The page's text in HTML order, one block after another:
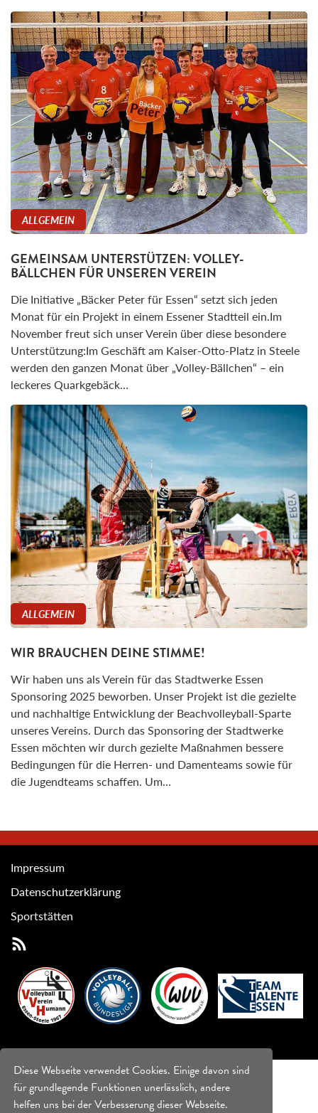
Diese Webseite verwendet Cookies. Einige davon sind
für grundlegende Funktionen unerlässlich, andere
helfen uns bei der Verbesserung dieser Webseite.
ALLGEMEIN
GEMEINSAM UNTERSTÜTZEN: VOLLEY-
BÄLLCHEN FÜR UNSEREN VEREIN
Die Initiative „Bäcker Peter für Essen“ setzt sich jeden
Monat für ein Projekt in einem Essener Stadtteil ein.Im
November freut sich unser Verein über diese besondere
Unterstützung:Im Geschäft am Kaiser-Otto-Platz in Steele
werden den ganzen Monat über „Volley-Bällchen“ – ein
leckeres Quarkgebäck…
ALLGEMEIN
WIR BRAUCHEN DEINE STIMME!
Wir haben uns als Verein für das Stadtwerke Essen
Sponsoring 2025 beworben. Unser Projekt ist die gezielte
und nachhaltige Entwicklung der Beachvolleyball-Sparte
unseres Vereins. Durch das Sponsoring der Stadtwerke
Essen möchten wir durch gezielte Maßnahmen bessere
Bedingungen für die Herren- und Damenteams sowie für
die Jugendteams schaffen. Um…
Impressum
Datenschutzerklärung
Sportstätten